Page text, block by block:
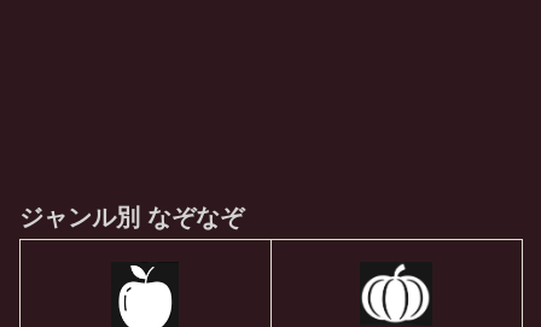
ジャンル別 なぞなぞ